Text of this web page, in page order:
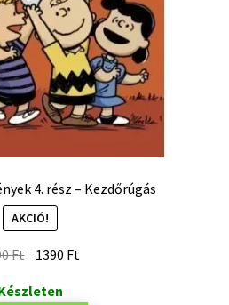
4. rész – Kezdőrúgás
AKCIÓ!
Ft 1390 Ft